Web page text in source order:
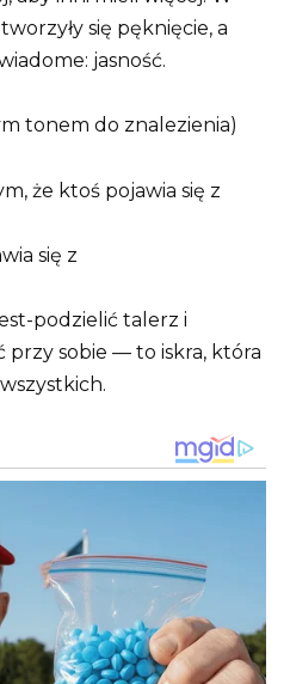
się pęknięcie, a
jasność.
tonem do znalezienia)
że ktoś pojawia się z
się z
podzielić talerz i
przy sobie — to iskra, która